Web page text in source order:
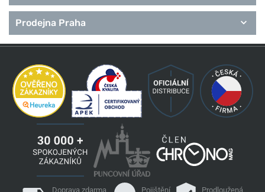
Prodejna Praha
Doprava zdarma Pojištění Prodloužená